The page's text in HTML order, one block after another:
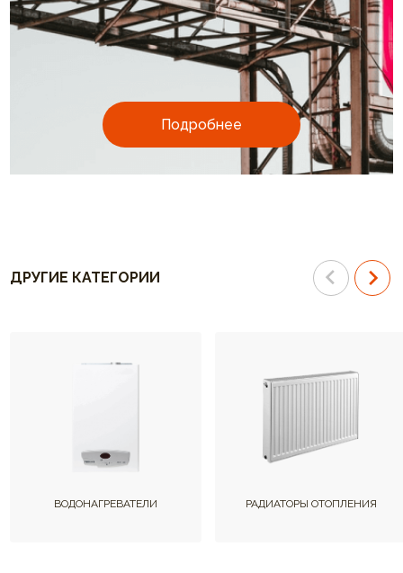
Подробнее
ДРУГИЕ КАТЕГОРИИ
ВОДОНАГРЕВАТЕЛИ РАДИАТОРЫ ОТОПЛЕНИЯ